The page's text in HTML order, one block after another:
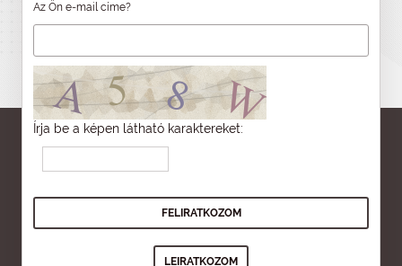
Az Ön e-mail címe?
Írja be a képen látható karaktereket: